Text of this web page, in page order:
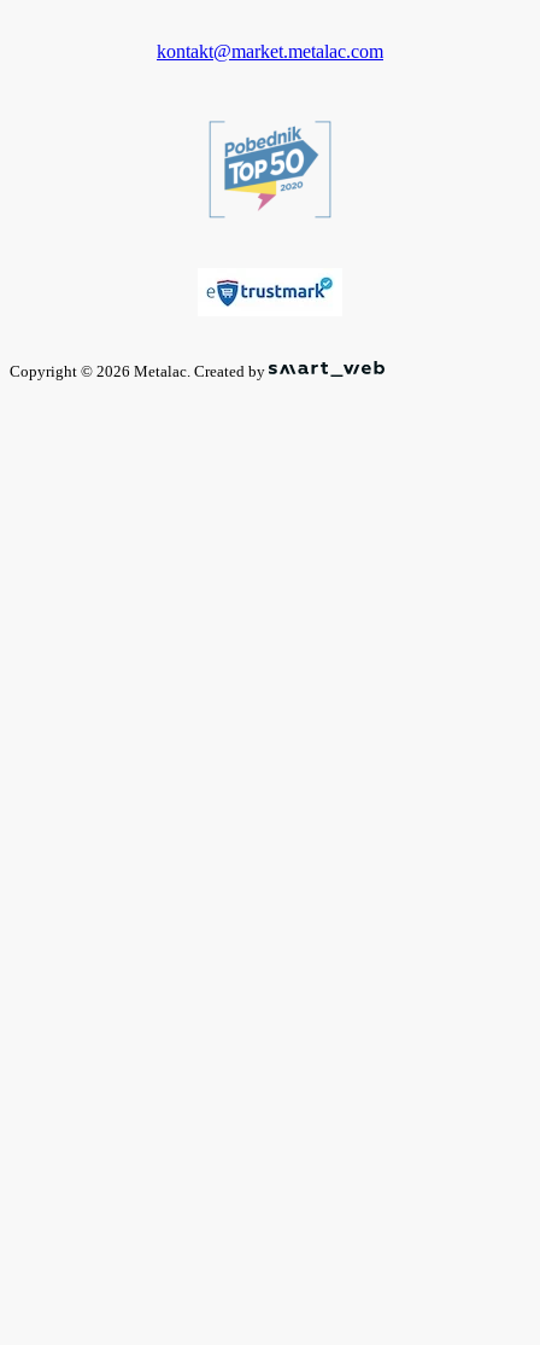
kontakt@market.metalac.com
Copyright © 2026 Metalac. Created by